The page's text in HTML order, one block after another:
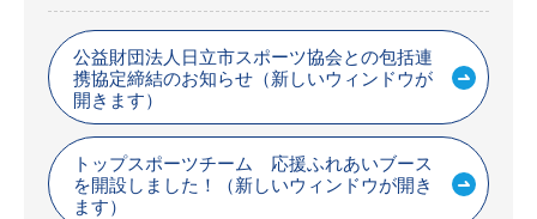
公益財団法人日立市スポーツ協会との包括連
携協定締結のお知らせ（新しいウィンドウが
開きます）
トップスポーツチーム 応援ふれあいブース
を開設しました！（新しいウィンドウが開き
ます）